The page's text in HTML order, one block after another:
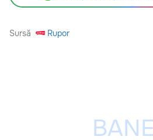
Sursă Rupor